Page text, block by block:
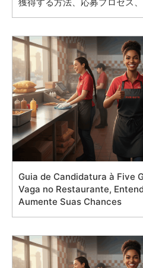
Guia de Candidatura à Five
Vaga no Restaurante,
Aumente Suas Chances